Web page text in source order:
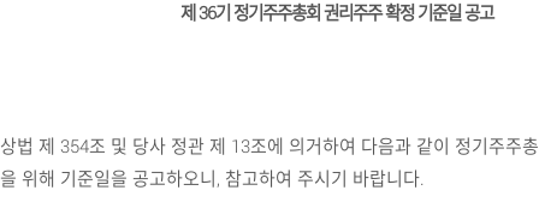
제 36기 정기주주총회 권리주주 확정 기준일 공고
상법 제 354조 및 당사 정관 제 13조에 의거하여 다음과 같이 정기주주
을 위해 기준일을 공고하오니, 참고하여 주시기 바랍니다.